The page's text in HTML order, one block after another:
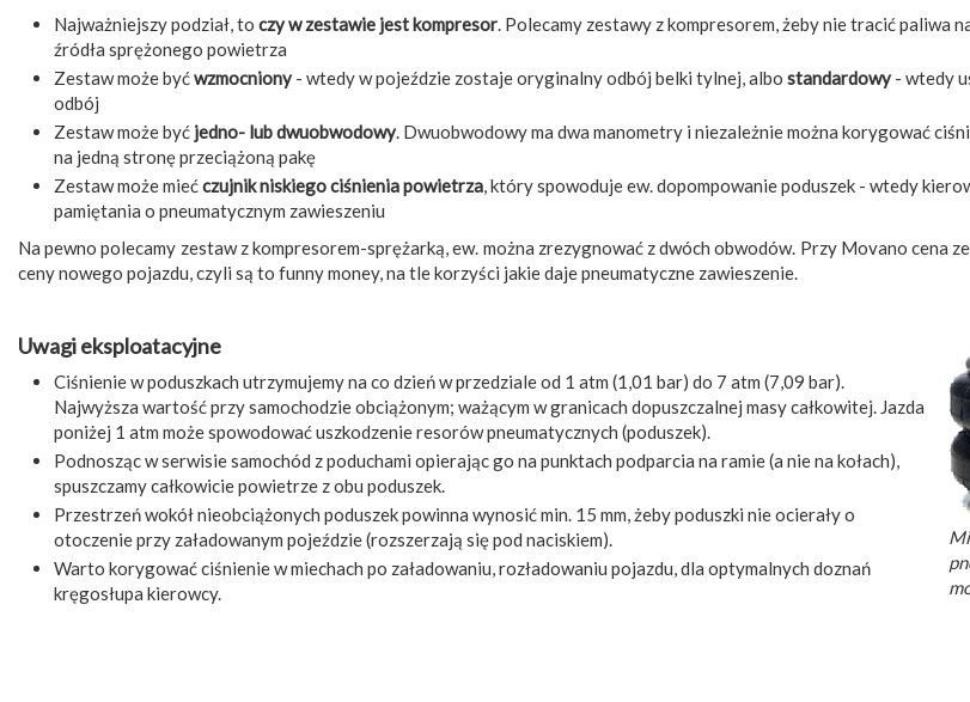
Najważniejszy podział, to czy w zestawie jest kompresor. Polecamy zestawy z kompresorem, żeby nie tracić paliwa
źródła sprężonego powietrza
Zestaw może byćwzmocniony- wtedy w pojeździe zostaje oryginalny odbój belki tylnej, albo standardowy- wtedy
odbój
Zestaw może być jedno- lub dwuobwodowy. Dwuobwodowy ma dwa manometry i niezależnie można korygować
na jedną stronę przeciążoną pakę
Zestaw może miećczujnik niskiego ciśnienia powietrza, który spowoduje ew. dopompowanie poduszek - wtedy
pamiętania o pneumatycznym zawieszeniu
Na pewno polecamy zestaw z kompresorem-sprężarką, ew. można zrezygnować z dwóch obwodów. Przy Movano cena
ceny nowego pojazdu, czyli są to funny money, na tle korzyści jakie daje pneumatyczne zawieszenie.
Uwagi eksploatacyjne
Ciśnienie w poduszkach utrzymujemy na co dzień w przedziale od 1 atm (1,01 bar) do 7 atm (7,09 bar).
Najwyższa wartość przy samochodzie obciążonym; ważącym w granicach dopuszczalnej masy całkowitej. Jazda
poniżej 1 atm może spowodować uszkodzenie resorów pneumatycznych (poduszek).
Podnosząc w serwisie samochód z poduchami opierając go na punktach podparcia na ramie (a nie na kołach),
spuszczamy całkowicie powietrze z obu poduszek.
Przestrzeń wokół nieobciążonych poduszek powinna wynosić min. 15 mm, żeby poduszki nie ocierały o
otoczenie przy załadowanym pojeździe (rozszerzają się pod naciskiem).
Warto korygować ciśnienie w miechach po załadowaniu, rozładowaniu pojazdu, dla optymalnych doznań
kręgosłupa kierowcy.